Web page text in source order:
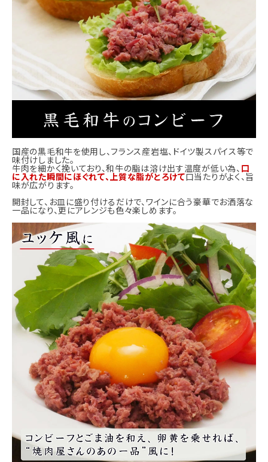
国産の黒毛和牛を使用し、フランス産岩塩、ドイツ製スパイス等で
味付けしました。
牛肉を細かく挽いており、和牛の脂は溶け出す温度が低い為、 口
に入れた瞬間にほぐれて、上質な脂がとろけて口当たりがよく、旨
味が広がります。
開封して、お皿に盛り付けるだけで、ワインに合う豪華でお洒落な
一品になり、更にアレンジも色々楽しめます。